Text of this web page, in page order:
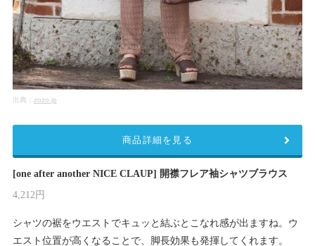
出典： zozo.jp
[one after another NICE CLAUP] 開襟フレア袖シャツブラウス
4,212円
シャツの裾をウエストでキュッと結ぶとこなれ感が出ますね。ウ
エスト位置が高くなることで、脚長効果も発揮してくれます。
商品詳細を見る